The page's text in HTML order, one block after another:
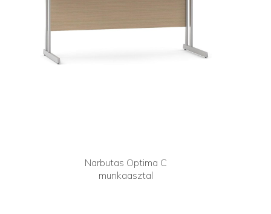
Narbutas Optima C
munkaasztal